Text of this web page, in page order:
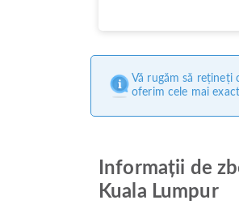
Vă rugăm să rețineți
oferim cele mai
Informații de
Kuala Lumpur